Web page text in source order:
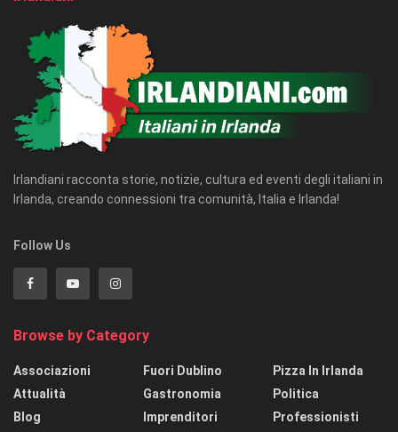
Irlandiani racconta storie, notizie, cultura ed eventi degli italiani in
Irlanda, creando connessioni tra comunità, Italia e Irlanda!
Follow Us
Browse by Category
Associazioni
Attualità
Blog
Fuori Dublino
Gastronomia
Imprenditori
Pizza In Irlanda
Politica
Professionisti